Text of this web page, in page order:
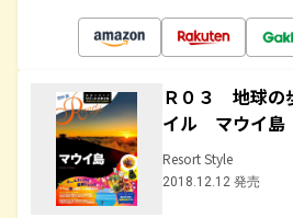
Ｒ０３ 地球の
イル マウイ島
Resort Style
2018.12.12 発売